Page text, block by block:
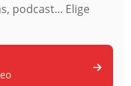
podcast... Elige